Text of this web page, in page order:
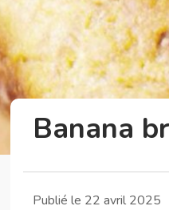
Banana
Publié le 22 avril 2025